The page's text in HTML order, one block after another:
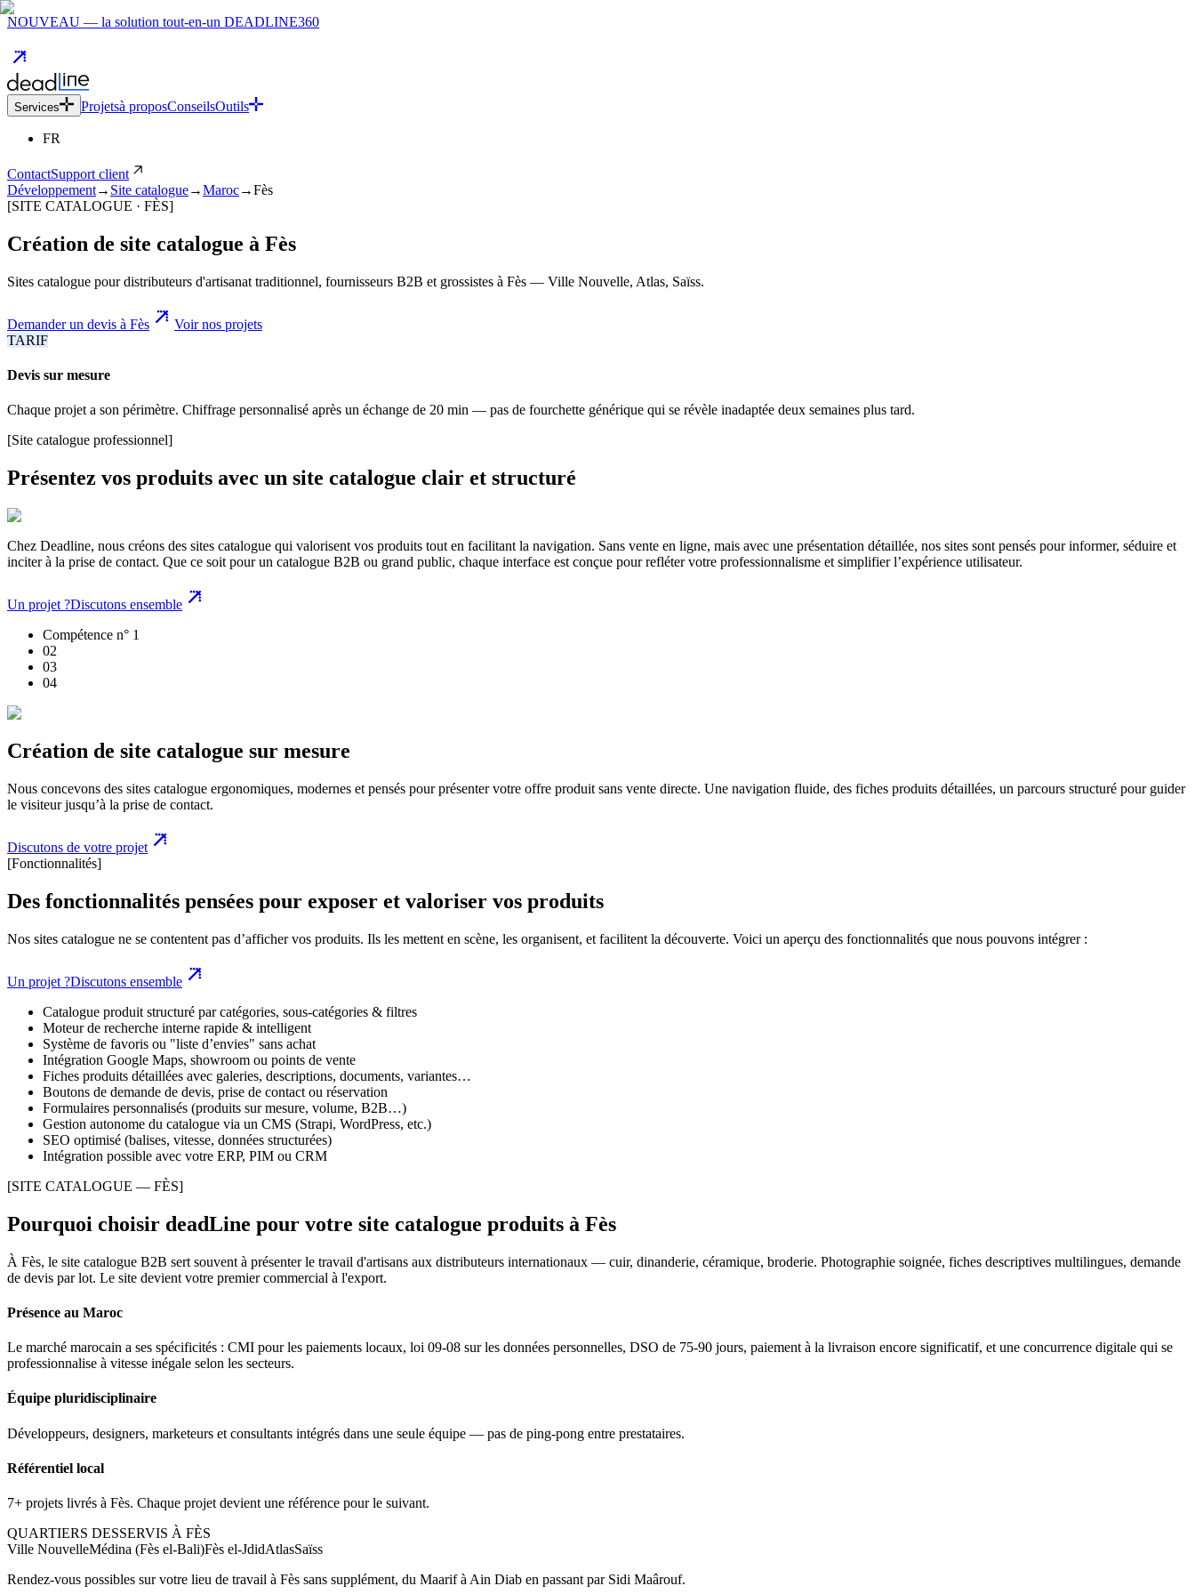
NOUVEAU — la solution tout-en-un DEADLINE360
Services Projetsà proposConseilsOutils
FR
ContactSupport client
Développement→ Site catalogue→Maroc→Fès
[SITE CATALOGUE · FÈS]
Création de site catalogue à Fès
Sites catalogue pour distributeurs d'artisanat traditionnel, fournisseurs B2B et grossistes à Fès — Ville Nouvelle, Atlas, Saïss.
Demander un devis à Fès
Voir nos projets
TARIF
Devis sur mesure
Chaque projet a son périmètre. Chiffrage personnalisé après un échange de 20 min — pas de fourchette générique qui se révèle inadaptée deux semaines plus tard.
[Site catalogue professionnel]
Présentez vos produits avec un site catalogue clair et structuré
Chez Deadline, nous créons des sites catalogue qui valorisent vos produits tout en facilitant la navigation. Sans vente en ligne, mais avec une présentation détaillée, nos sites sont pensés pour informer, séduire et
inciter à la prise de contact. Que ce soit pour un catalogue B2B ou grand public, chaque interface est conçue pour refléter votre professionnalisme et simplifier l’expérience utilisateur.
Un projet ?Discutons ensemble
Compétence n° 1
02
03
04
Création de site catalogue sur mesure
Nous concevons des sites catalogue ergonomiques, modernes et pensés pour présenter votre offre produit sans vente directe. Une navigation fluide, des fiches produits détaillées, un parcours structuré pour guider
le visiteur jusqu’à la prise de contact.
Discutons de votre projet
[Fonctionnalités]
Des fonctionnalités pensées pour exposer et valoriser vos produits
Nos sites catalogue ne se contentent pas d’afficher vos produits. Ils les mettent en scène, les organisent, et facilitent la découverte. Voici un aperçu des fonctionnalités que nous pouvons intégrer :
Un projet ?Discutons ensemble
Catalogue produit structuré par catégories, sous-catégories & filtres
Moteur de recherche interne rapide & intelligent
Système de favoris ou "liste d’envies" sans achat
Intégration Google Maps, showroom ou points de vente
Fiches produits détaillées avec galeries, descriptions, documents, variantes…
Boutons de demande de devis, prise de contact ou réservation
Formulaires personnalisés (produits sur mesure, volume, B2B…)
Gestion autonome du catalogue via un CMS (Strapi, WordPress, etc.)
SEO optimisé (balises, vitesse, données structurées)
Intégration possible avec votre ERP, PIM ou CRM
[SITE CATALOGUE — FÈS]
Pourquoi choisir deadLine pour votre site catalogue produits à Fès
À Fès, le site catalogue B2B sert souvent à présenter le travail d'artisans aux distributeurs internationaux — cuir, dinanderie, céramique, broderie. Photographie soignée, fiches descriptives multilingues, demande
de devis par lot. Le site devient votre premier commercial à l'export.
Présence au Maroc
Le marché marocain a ses spécificités : CMI pour les paiements locaux, loi 09-08 sur les données personnelles, DSO de 75-90 jours, paiement à la livraison encore significatif, et une concurrence digitale qui se
professionnalise à vitesse inégale selon les secteurs.
Équipe pluridisciplinaire
Développeurs, designers, marketeurs et consultants intégrés dans une seule équipe — pas de ping-pong entre prestataires.
Référentiel local
7+ projets livrés à Fès. Chaque projet devient une référence pour le suivant.
QUARTIERS DESSERVIS À FÈS
Ville NouvelleMédina (Fès el-Bali)Fès el-JdidAtlasSaïss
Rendez-vous possibles sur votre lieu de travail à Fès sans supplément, du Maarif à Ain Diab en passant par Sidi Maârouf.